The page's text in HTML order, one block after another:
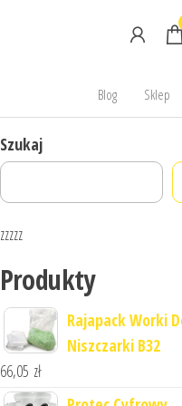
Blog Sklep
Szukaj
zzzzz
Produkty
Rajapack Worki
Niszczarki B32
66,05 zł